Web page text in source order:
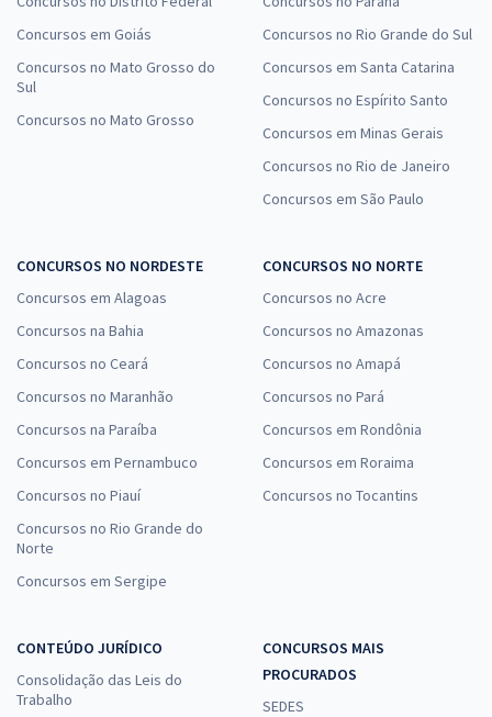
Concursos em Goiás
Concursos no Mato Grosso do
Sul
Concursos no Mato Grosso
Concursos no Rio Grande do Sul
Concursos em Santa Catarina
Concursos no Espírito Santo
Concursos em Minas Gerais
Concursos no Rio de Janeiro
Concursos em São Paulo
CONCURSOS NO NORDESTE
Concursos em Alagoas
Concursos na Bahia
Concursos no Ceará
Concursos no Maranhão
Concursos na Paraíba
Concursos em Pernambuco
Concursos no Piauí
Concursos no Rio Grande do
Norte
Concursos em Sergipe
CONCURSOS NO NORTE
Concursos no Acre
Concursos no Amazonas
Concursos no Amapá
Concursos no Pará
Concursos em Rondônia
Concursos em Roraima
Concursos no Tocantins
CONTEÚDO JURÍDICO
Consolidação das Leis do
Trabalho
CONCURSOS MAIS
PROCURADOS
SEDES